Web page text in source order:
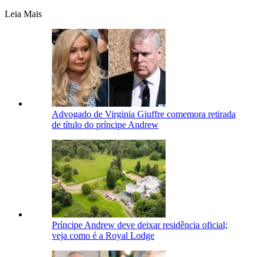
Leia Mais
Advogado de Virginia Giuffre comemora retirada
de título do príncipe Andrew
Príncipe Andrew deve deixar residência oficial;
veja como é a Royal Lodge